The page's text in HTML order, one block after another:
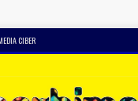
CIBER